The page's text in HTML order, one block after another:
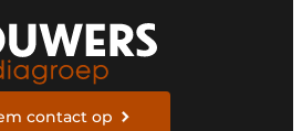
contact op